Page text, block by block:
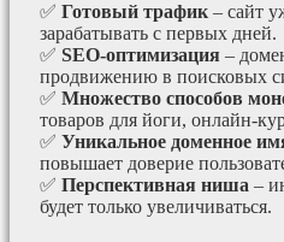
✅ Готовый трафик – сайт
зарабатывать с первых дней.
✅ SEO-оптимизация –
продвижению в поисковых
✅ Множество способов
товаров для йоги, онлайн-
✅ Уникальное доменное
повышает доверие
✅ Перспективная ниша –
будет только увеличиваться.